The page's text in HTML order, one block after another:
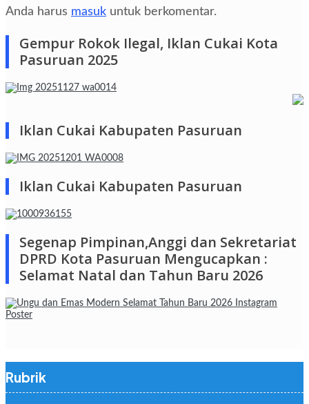
Anda harus masuk untuk berkomentar.
Gempur Rokok Ilegal, Iklan Cukai Kota
Pasuruan 2025
Iklan Cukai Kabupaten Pasuruan
Iklan Cukai Kabupaten Pasuruan
Segenap Pimpinan,Anggi dan Sekretariat
DPRD Kota Pasuruan Mengucapkan :
Selamat Natal dan Tahun Baru 2026
Rubrik